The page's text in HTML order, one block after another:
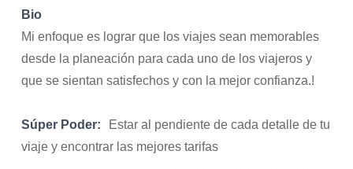
Bio
Mi enfoque es lograr que los viajes sean memorables
desde la planeación para cada uno de los viajeros y
que se sientan satisfechos y con la mejor confianza.!
Súper Poder:
Estar al pendiente de cada detalle de tu
viaje y encontrar las mejores tarifas